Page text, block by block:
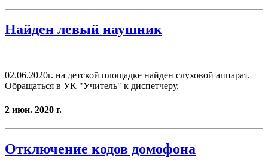
Найден левый наушник
02.06.2020г. на детской площадке найден слуховой аппарат.
Обращаться в УК "Учитель" к диспетчеру.
2 июн. 2020 г.
Отключение кодов домофона